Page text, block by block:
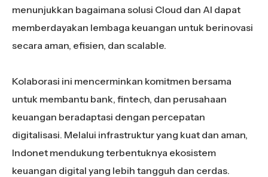
menunjukkan bagaimana solusi Cloud dan AI dapat
memberdayakan lembaga keuangan untuk berinovasi
secara aman, efisien, dan scalable.
Kolaborasi ini mencerminkan komitmen bersama
untuk membantu bank, fintech, dan perusahaan
keuangan beradaptasi dengan percepatan
digitalisasi. Melalui infrastruktur yang kuat dan aman,
Indonet mendukung terbentuknya ekosistem
keuangan digital yang lebih tangguh dan cerdas.